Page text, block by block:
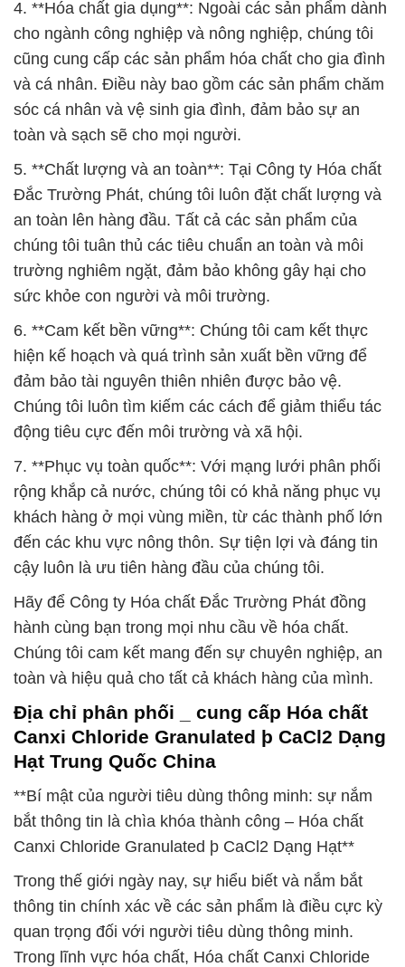
4. **Hóa chất gia dụng**: Ngoài các sản phẩm dành
cho ngành công nghiệp và nông nghiệp, chúng tôi
cũng cung cấp các sản phẩm hóa chất cho gia đình
và cá nhân. Điều này bao gồm các sản phẩm chăm
sóc cá nhân và vệ sinh gia đình, đảm bảo sự an
toàn và sạch sẽ cho mọi người.
5. **Chất lượng và an toàn**: Tại Công ty Hóa chất
Đắc Trường Phát, chúng tôi luôn đặt chất lượng và
an toàn lên hàng đầu. Tất cả các sản phẩm của
chúng tôi tuân thủ các tiêu chuẩn an toàn và môi
trường nghiêm ngặt, đảm bảo không gây hại cho
sức khỏe con người và môi trường.
6. **Cam kết bền vững**: Chúng tôi cam kết thực
hiện kế hoạch và quá trình sản xuất bền vững để
đảm bảo tài nguyên thiên nhiên được bảo vệ.
Chúng tôi luôn tìm kiếm các cách để giảm thiểu tác
động tiêu cực đến môi trường và xã hội.
7. **Phục vụ toàn quốc**: Với mạng lưới phân phối
rộng khắp cả nước, chúng tôi có khả năng phục vụ
khách hàng ở mọi vùng miền, từ các thành phố lớn
đến các khu vực nông thôn. Sự tiện lợi và đáng tin
cậy luôn là ưu tiên hàng đầu của chúng tôi.
Hãy để Công ty Hóa chất Đắc Trường Phát đồng
hành cùng bạn trong mọi nhu cầu về hóa chất.
Chúng tôi cam kết mang đến sự chuyên nghiệp, an
toàn và hiệu quả cho tất cả khách hàng của mình.
Địa chỉ phân phối _ cung cấp Hóa chất
Canxi Chloride Granulated þ CaCl2 Dạng
Hạt Trung Quốc China
**Bí mật của người tiêu dùng thông minh: sự nắm
bắt thông tin là chìa khóa thành công – Hóa chất
Canxi Chloride Granulated þ CaCl2 Dạng Hạt**
Trong thế giới ngày nay, sự hiểu biết và nắm bắt
thông tin chính xác về các sản phẩm là điều cực kỳ
quan trọng đối với người tiêu dùng thông minh.
Trong lĩnh vực hóa chất, Hóa chất Canxi Chloride